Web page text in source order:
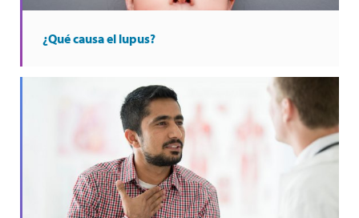
¿Qué causa el lupus?